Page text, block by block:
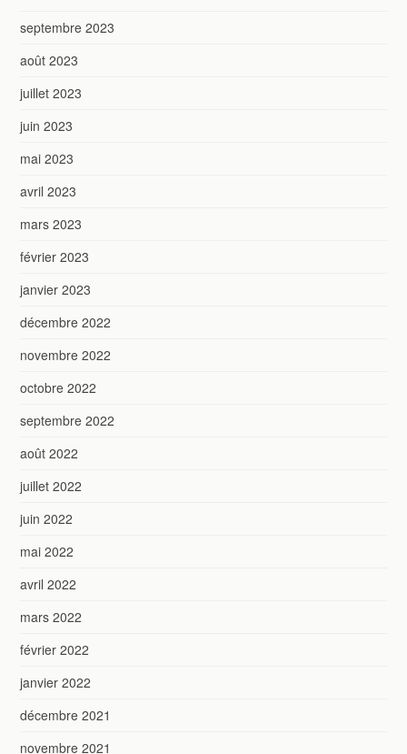
septembre 2023
août 2023
juillet 2023
juin 2023
mai 2023
avril 2023
mars 2023
février 2023
janvier 2023
décembre 2022
novembre 2022
octobre 2022
septembre 2022
août 2022
juillet 2022
juin 2022
mai 2022
avril 2022
mars 2022
février 2022
janvier 2022
décembre 2021
novembre 2021